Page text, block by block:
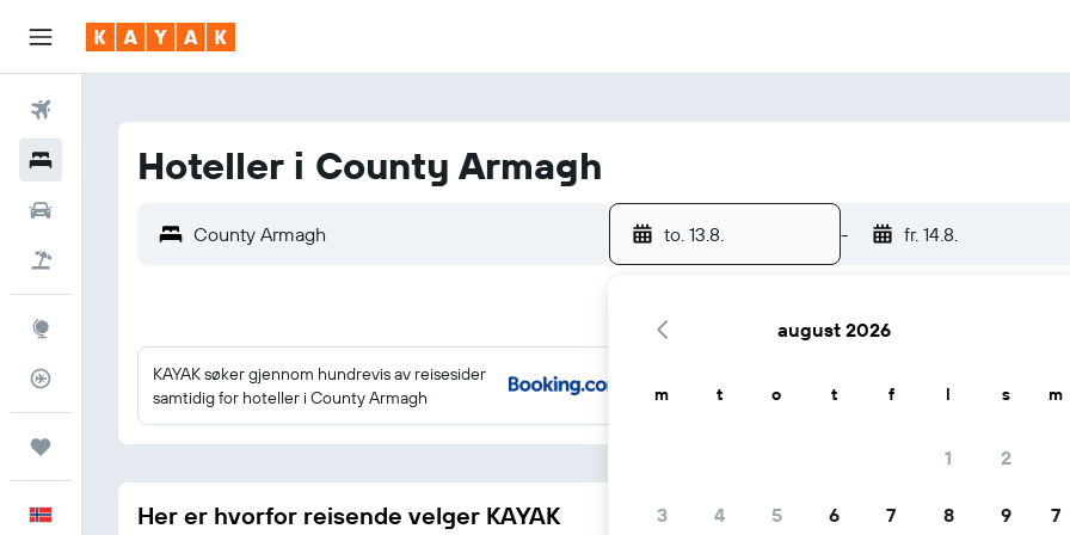
Hoteller
Reiser
Hoteller i County Armagh
to. 13.8. - fr. 14.8.
KAYAK søker gjennom hundrevis av reisesider
samtidig for hoteller i County Armagh
Her er hvorfor reisende velger KAYAK
august 2026
m t o t f l s
1 2
3 4 5 6 7 8 9
m
7